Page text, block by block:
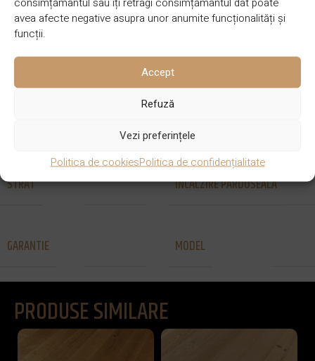
avea afecte negative asupra unor anumite funcționalități și
funcții.
Accept
Refuză
Vezi preferințele
Politica de cookiesPolitica de confidențialitate
STRAT
UZURA
6 mm sau
Lacuit sau uleiat
STRAT 2 straturi INCALZIRE PARDOSEALA Da
GARANTIE MODEL
PRODUSE SIMILARE